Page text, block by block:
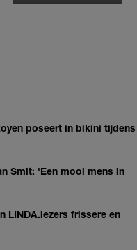
poseert in bikini tijdens
Smit: 'Een mooi mens in
LINDA.lezers frissere en